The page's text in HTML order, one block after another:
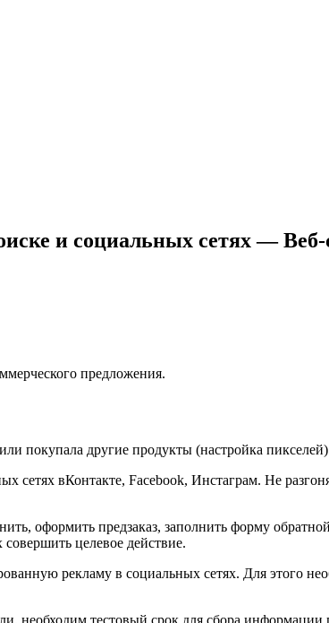
и социальных сетях —
предложения.
покупала другие продукты (настройка
сетях вКонтакте, Facebook, Инстаграм. Не
оформить предзаказ, заполнить форму
целевое действие.
рекламу в социальных сетях. Для этого
необходим тестовый срок для сбора